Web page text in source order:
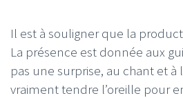
Il est à souligner que la
La présence est donnée aux
pas une surprise, au chant et à
vraiment tendre l’oreille pour